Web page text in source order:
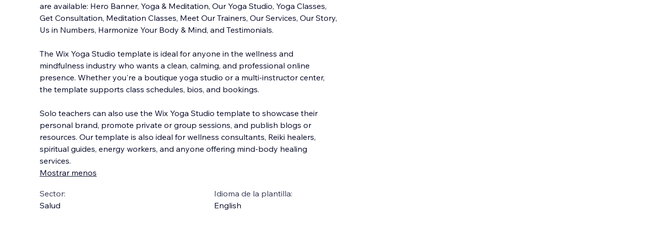
are available: Hero Banner, Yoga & Meditation, Our Yoga Studio, Yoga Classes,
Get Consultation, Meditation Classes, Meet Our Trainers, Our Services, Our Story,
Us in Numbers, Harmonize Your Body & Mind, and Testimonials.
The Wix Yoga Studio template is ideal for anyone in the wellness and
mindfulness industry who wants a clean, calming, and professional online
presence. Whether you're a boutique yoga studio or a multi-instructor center,
the template supports class schedules, bios, and bookings.
Solo teachers can also use the Wix Yoga Studio template to showcase their
personal brand, promote private or group sessions, and publish blogs or
resources. Our template is also ideal for wellness consultants, Reiki healers,
spiritual guides, energy workers, and anyone offering mind-body healing
services.
Mostrar menos
Sector:
Salud
Idioma de la plantilla:
English